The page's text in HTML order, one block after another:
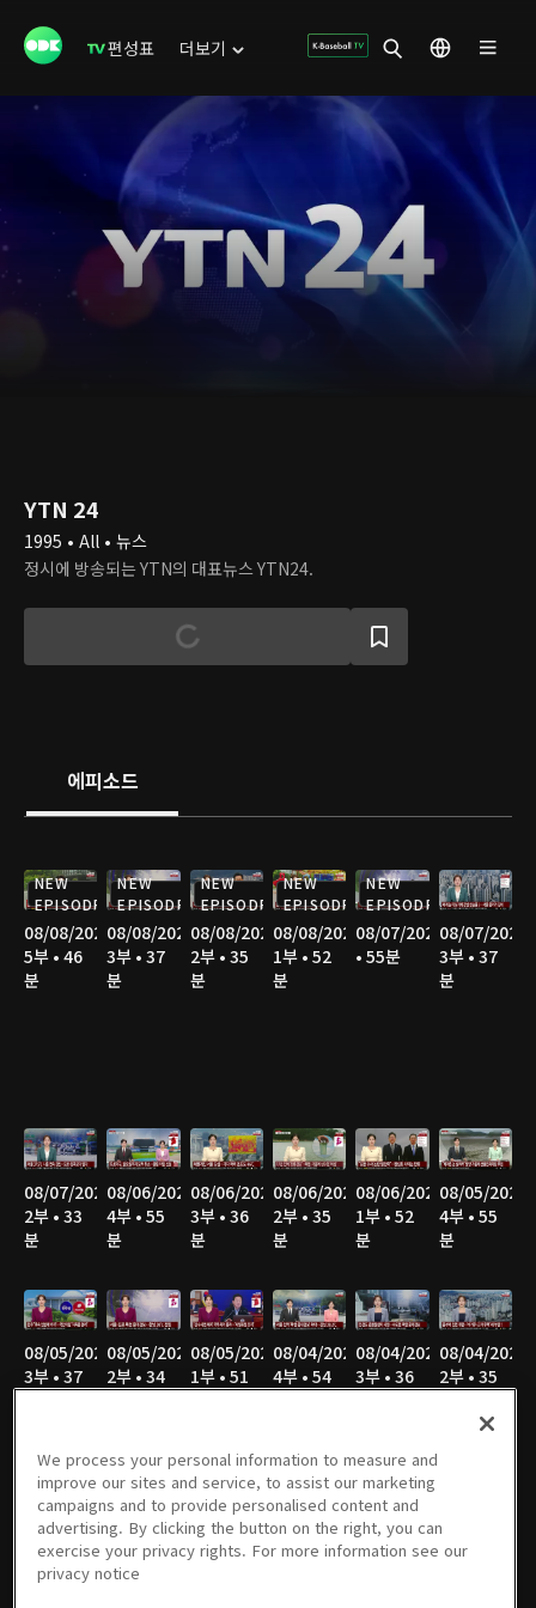
편성표 더보기
YTN 24
1995 • All • 뉴스
정시에 방송되는 YTN의 대표뉴스 YTN24.
에피소드
NEW
EPISODE
08/08/2026
5부 • 46
분
NEW
EPISODE
08/08/2026
3부 • 37
분
NEW
EPISODE
08/08/2026
2부 • 35
분
NEW
EPISODE
08/08/2026
1부 • 52
분
NEW
EPISODE
08/07/2026
• 55분
08/07/2026
3부 • 37
분
08/07/2026
2부 • 33
분
08/06/2026
4부 • 55
분
08/06/2026
3부 • 36
분
08/06/2026
2부 • 35
분
08/06/2026
1부 • 52
분
08/05/2026
4부 • 55
분
08/05/2026
3부 • 37
08/05/2026
2부 • 34
08/05/2026
1부 • 51
08/04/2026
4부 • 54
08/04/2026
3부 • 36
08/04/2026
2부 • 35
08/04/2026
1부 • 52
분
08/03/2026
4부 • 55
분
08/03/2026
3부 • 34
분
08/03/2026
2부 • 40
분
08/03/2026
1부 • 31
분
8부 • 21
분
We process your personal information to measure and
improve our sites and service, to assist our marketing
campaigns and to provide personalised content and
advertising. By clicking the button on the right, you can
exercise your privacy rights. For more information see our
privacy notice